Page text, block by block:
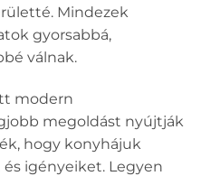
Mindezek
gyorsabbá,
válnak.
modern
megoldást nyújtják
hogy konyhájuk
igényeiket. Legyen